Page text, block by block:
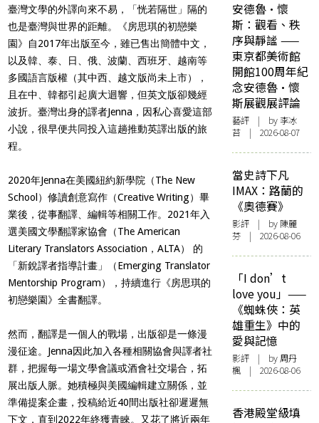
臺灣文學的外譯向來不易，「恍若隔世」隔的
也是臺灣與世界的距離。《房思琪的初戀樂
園》自2017年出版至今，雖已售出簡體中文，
以及韓、泰、日、俄、波蘭、西班牙、越南等
多國語言版權（其中西、越文版尚未上市），
且在中、韓都引起廣大迴響，但英文版卻幾經
波折。臺灣出身的譯者Jenna，因私心喜愛這部
小說，很早便共同投入這趟推動英譯出版的旅
程。
2020年Jenna在美國紐約新學院（The New
School）修讀創意寫作（Creative Writing）畢
業後，從事翻譯、編輯等相關工作。2021年入
選美國文學翻譯家協會（The American
Literary Translators Association，ALTA） 的
「新銳譯者指導計畫」（Emerging Translator
Mentorship Program），持續進行《房思琪的
初戀樂園》全書翻譯。
然而，翻譯是一個人的戰場，出版卻是一條漫
漫征途。Jenna因此加入各種相關協會與譯者社
群，把握每一場文學會議或酒會社交場合，拓
展出版人脈。她積極與美國編輯建立關係，並
準備提案企畫，投稿給近40間出版社卻遲遲無
下文，直到2022年終獲青睞。又花了將近兩年
安德魯·懷
斯：觀看、秩
序與靜謐 ——
東京都美術館
開館100周年紀
念安德魯·懷
斯展觀展評論
藝評 | by 李冰
苔 | 2026-08-07
當史詩下凡
IMAX：路蘭的
《奧德賽》
影評 | by 陳麗
芬 | 2026-08-06
「I don’t
love you」——
《蜘蛛俠：英
雄重生》中的
愛與記憶
影評 | by周丹
楓 | 2026-08-06
香港殿堂級填